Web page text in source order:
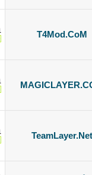
T4Mod.CoM
TeamLayer.Net